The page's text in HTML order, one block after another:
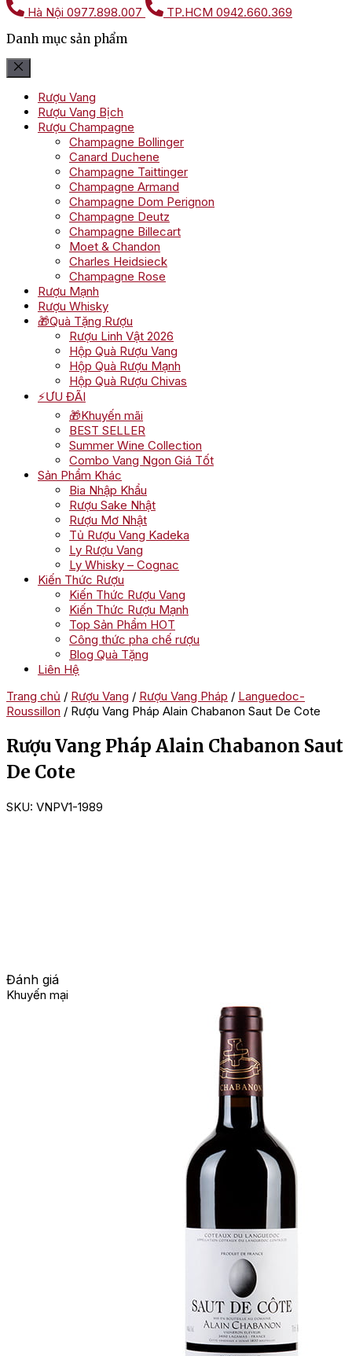
Hà Nội 0977.898.007 TP.HCM 0942.660.369
Danh mục sản phẩm
Rượu Vang
Rượu Vang Bịch
Rượu Champagne
Champagne Bollinger
Canard Duchene
Champagne Taittinger
Champagne Armand
Champagne Dom Perignon
Champagne Deutz
Champagne Billecart
Moet & Chandon
Charles Heidsieck
Champagne Rose
Rượu Mạnh
Rượu Whisky
🎁Quà Tặng Rượu
Rượu Linh Vật 2026
Hộp Quà Rượu Vang
Hộp Quà Rượu Mạnh
Hộp Quà Rượu Chivas
⚡ƯU ĐÃI
🎁Khuyến mãi
BEST SELLER
Summer Wine Collection
Combo Vang Ngon Giá Tốt
Sản Phẩm Khác
Bia Nhập Khẩu
Rượu Sake Nhật
Rượu Mơ Nhật
Tủ Rượu Vang Kadeka
Ly Rượu Vang
Ly Whisky – Cognac
Kiến Thức Rượu
Kiến Thức Rượu Vang
Kiến Thức Rượu Mạnh
Top Sản Phẩm HOT
Công thức pha chế rượu
Blog Quà Tặng
Liên Hệ
Trang chủ / Rượu Vang / Rượu Vang Pháp / Languedoc-
Roussillon / Rượu Vang Pháp Alain Chabanon Saut De Cote
Rượu Vang Pháp Alain Chabanon Saut
De Cote
SKU: VNPV1-1989
Đánh giá
Khuyến mại